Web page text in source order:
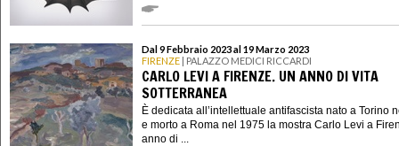
Dal 9 Febbraio 2023 al 19 Marzo 2023
FIRENZE | PALAZZO MEDICI RICCARDI
CARLO LEVI A FIRENZE. UN ANNO DI VITA
SOTTERRANEA
È dedicata all’intellettuale antifascista nato a Torino
e morto a Roma nel 1975 la mostra Carlo Levi a
anno di ...